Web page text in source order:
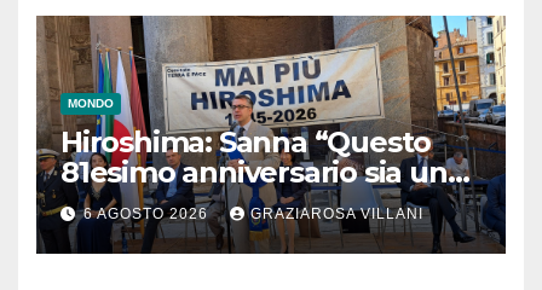
MONDO
Hiroshima: Sanna “Questo
81esimo anniversario sia un
monito per tutti”
6 AGOSTO 2026 GRAZIAROSA VILLANI